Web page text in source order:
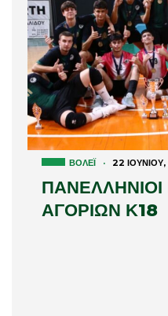
ΒΌΛΕΪ · 22
ΑΓΟΡΙΩΝ Κ18